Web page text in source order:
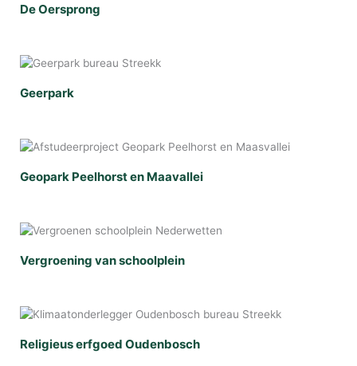
De Oersprong
Geerpark
Geopark Peelhorst en Maavallei
Vergroening van schoolplein
Religieus erfgoed Oudenbosch